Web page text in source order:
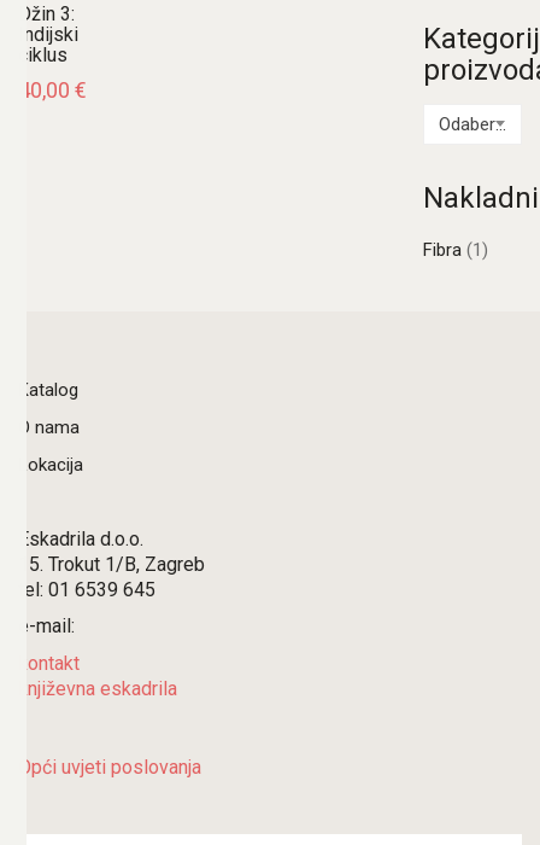
Džin 3:
Indijski
ciklus
40,00 €
Odaberi kategoriju
Fibra (1)
Katalog
O nama
Lokacija
Eskadrila d.o.o.
15. Trokut 1/B, Zagreb
tel: 01 6539 645
e-mail:
kontakt
književna eskadrila
Opći uvjeti poslovanja